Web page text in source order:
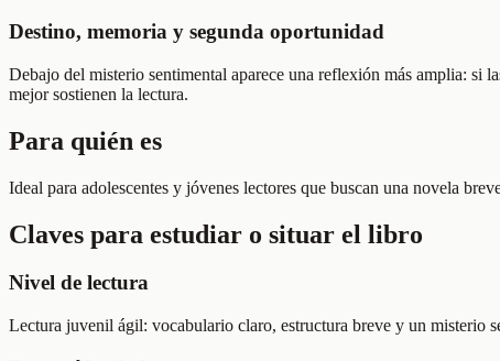
Destino, memoria y segunda oportunidad
Debajo del misterio sentimental aparece una reflexión más amplia: si
mejor sostienen la lectura.
Para quién es
Ideal para adolescentes y jóvenes lectores que buscan una novela
Claves para estudiar o situar el libro
Nivel de lectura
Lectura juvenil ágil: vocabulario claro, estructura breve y un misterio